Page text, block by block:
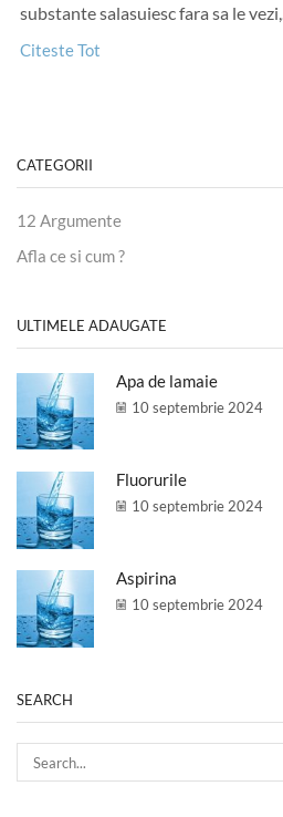
substante salasuiesc fara sa le vezi,...
Citeste Tot
CATEGORII
12 Argumente
Afla ce si cum ?
ULTIMELE ADAUGATE
Apa de lamaie
10 septembrie 2024
Fluorurile
10 septembrie 2024
Aspirina
10 septembrie 2024
SEARCH